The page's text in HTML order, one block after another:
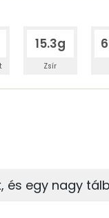
15.3g
Zsír
és egy nagy